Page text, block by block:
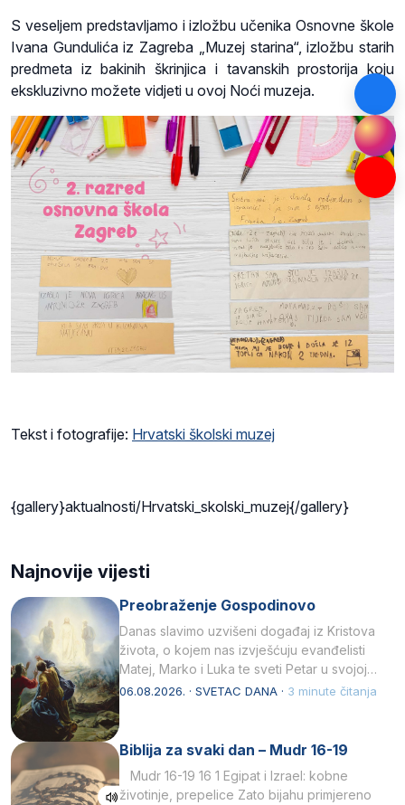
S veseljem predstavljamo i izložbu učenika Osnovne škole
Ivana Gundulića iz Zagreba „Muzej starina“, izložbu starih
predmeta iz bakinih škrinjica i tavanskih prostorija koju
ekskluzivno možete vidjeti u ovoj Noći muzeja.
Tekst i fotografije: Hrvatski školski muzej
{gallery}aktualnosti/Hrvatski_skolski_muzej{/gallery}
Najnovije vijesti
Preobraženje Gospodinovo
Danas slavimo uzvišeni događaj iz Kristova
života, o kojem nas izvješćuju evanđelisti
Matej, Marko i Luka te sveti Petar u svojoj
drugoj…
06.08.2026. · SVETAC DANA · 3 minute čitanja
Biblija za svaki dan – Mudr 16-19
Mudr 16-19 16 1 Egipat i Izrael: kobne
životinje, prepelice Zato bijahu primjereno